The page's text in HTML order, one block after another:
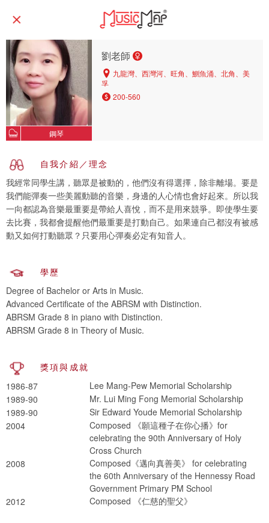
鋼琴
劉老師
九龍灣、西灣河、旺角、鰂魚涌、北角、美
孚
200-560
自我介紹／理念
我經常同學生講，聽眾是被動的，他們沒有得選擇，除非離場。要是
我們能彈奏一些美麗動聽的音樂，身邊的人心情也會好起來。所以我
一向都認為音樂最重要是帶給人喜悅，而不是用來競爭。即使學生要
去比賽，我都會提醒他們最重要是打動自己。如果連自己都沒有被感
動又如何打動聽眾？只要用心彈奏必定有知音人。
學歷
Degree of Bachelor or Arts in Music.
Advanced Certificate of the ABRSM with Distinction.
ABRSM Grade 8 in piano with Distinction.
ABRSM Grade 8 in Theory of Music.
獎項與成就
1986-87
Lee Mang-Pew Memorial Scholarship
1989-90
Mr. Lui Ming Fong Memorial Scholarship
1989-90
Sir Edward Youde Memorial Scholarship
2004
Composed 《願這種子在你心播》for
celebrating the 90th Anniversary of Holy
Cross Church
2008
Composed《邁向真善美》 for celebrating
the 60th Anniversary of the Hennessy Road
Government Primary PM School
2012
Composed 《仁慈的聖父》